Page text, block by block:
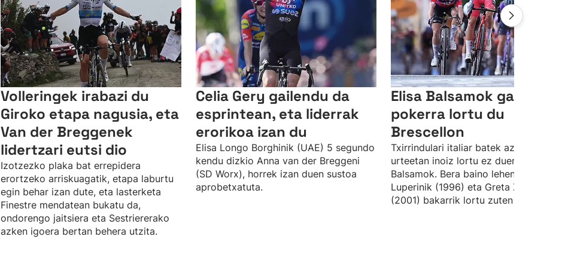
Volleringek irabazi du
Giroko etapa nagusia, eta
Van der Breggenek
lidertzari eutsi dio
Izotzezko plaka bat errepidera
erortzeko arriskuagatik, etapa laburtu
egin behar izan dute, eta lasterketa
Finestre mendatean bukatu da,
ondorengo jaitsiera eta Sestriererako
azken igoera bertan behera utzita.
Celia Gery gailendu da
esprintean, eta liderrak
erorikoa izan du
Elisa Longo Borghinik (UAE) 5 segundo
kendu dizkio Anna van der Breggeni
(SD Worx), horrek izan duen sustoa
aprobetxatuta.
Elisa Balsamok garaipen
pokerra lortu du
Brescellon
Txirrindulari italiar batek azken 25
urteetan inoiz lortu ez duena erditsi
Balsamok. Bera baino lehen, Fabiana
Luperinik (1996) eta Greta Zoccak
(2001) bakarrik lortu zuten balentria.